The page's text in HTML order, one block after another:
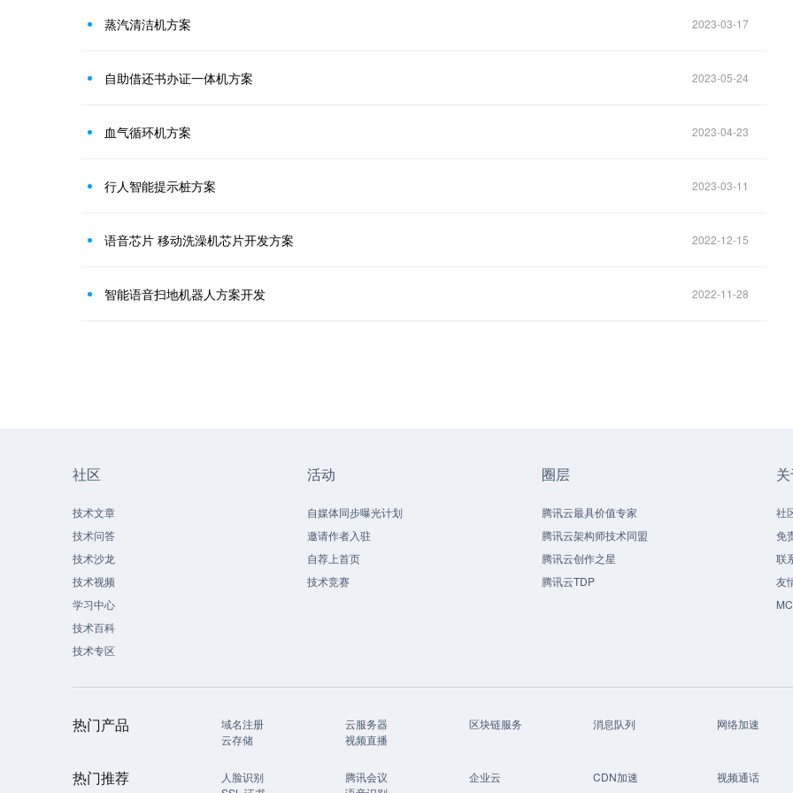
蒸汽清洁机方案 2023-03-17
自助借还书办证一体机方案 2023-05-24
血气循环机方案 2023-04-23
行人智能提示桩方案 2023-03-11
语音芯片 移动洗澡机芯片开发方案 2022-12-15
智能语音扫地机器人方案开发 2022-11-28
社区
技术文章
技术问答
技术沙龙
技术视频
学习中心
技术百科
技术专区
活动
自媒体同步曝光计划
邀请作者入驻
自荐上首页
技术竞赛
圈层
腾讯云最具价值专家
腾讯云架构师技术同盟
腾讯云创作之星
腾讯云TDP
社
免
联
友
热门产品 域名注册 云服务器 区块链服务 消息队列
网络加速
云存储
视频直播
热门推荐 人脸识别 腾讯会议 企业云 CDN加速
视频通话